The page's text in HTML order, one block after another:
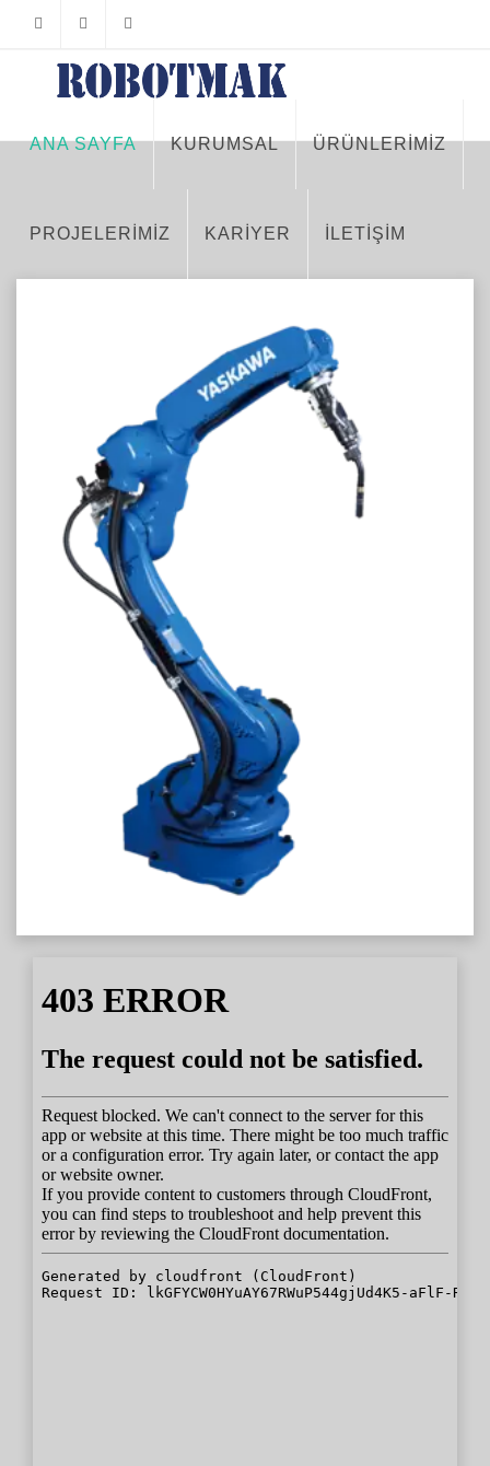
FacebookTwitterInstagram
ANA SAYFA KURUMSAL ÜRÜNLERİMİZ
PROJELERİMİZ KARİYER İLETİŞİM